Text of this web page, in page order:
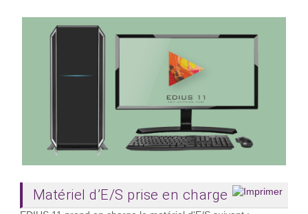
Matériel d’E/S prise en charge